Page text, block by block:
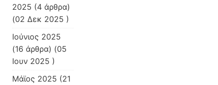
2025 (4 άρθρα)
(02 Δεκ 2025 )
Ιούνιος 2025
(16 άρθρα) (05
Ιουν 2025 )
Μάϊος 2025 (21